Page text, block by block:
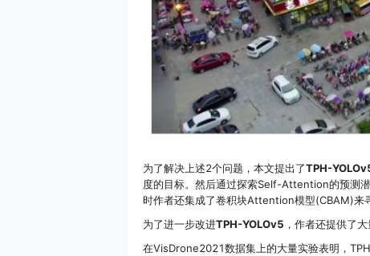
为了解决上述2个问题，本文提出了TPH-
度的目标。然后通过探索Self-Attention的预测
时作者还集成了卷积块Attention模型(CBAM)来
为了进一步改进TPH-YOLOv5 ，作者还提供了
在VisDrone2021数据集上的大量实验表明，